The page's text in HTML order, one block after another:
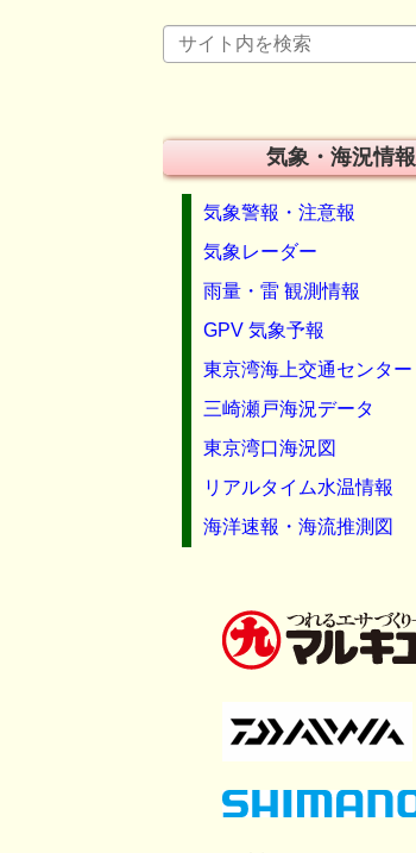
気象・海況情報
気象警報・注意報
気象レーダー
雨量・雷 観測情報
GPV 気象予報
東京湾海上交通センター
三崎瀬戸海況データ
東京湾口海況図
リアルタイム水温情報
海洋速報・海流推測図